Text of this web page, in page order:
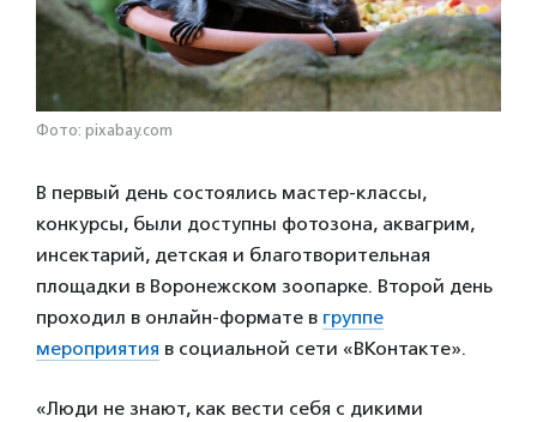
Фото: pixabay.com
В первый день состоялись мастер-классы,
конкурсы, были доступны фотозона, аквагрим,
инсектарий, детская и благотворительная
площадки в Воронежском зоопарке. Второй день
проходил в онлайн-формате в группе
мероприятия в социальной сети «ВКонтакте».
«Люди не знают, как вести себя с дикими